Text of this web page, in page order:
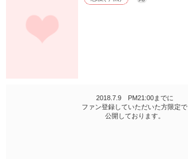
2018.7.9 PM21:00までに
ファン登録していただいた方限定で
公開しております。